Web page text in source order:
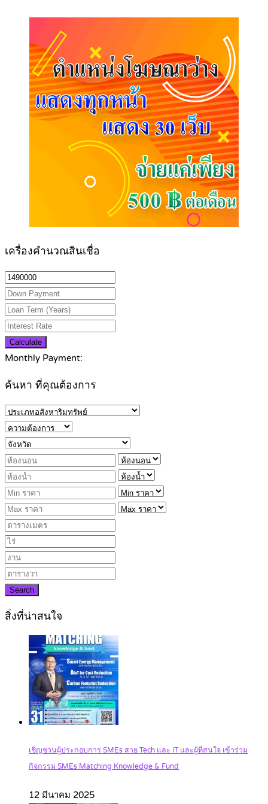
เครื่องคำนวณสินเชื่อ
Calculate
Monthly Payment:
ค้นหา ที่คุณต้องการ
Search
สิ่งที่น่าสนใจ
เชิญชวนผู้ประกอบการ SMEs สาย Tech และ IT และผู้ที่สนใจ เข้าร่วม
กิจกรรม SMEs Matching Knowledge & Fund
12 มีนาคม 2025